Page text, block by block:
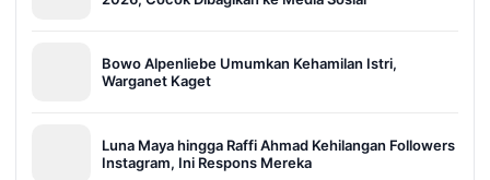
Bowo Alpenliebe Umumkan Kehamilan Istri,
Warganet Kaget
Luna Maya hingga Raffi Ahmad Kehilangan Followers
Instagram, Ini Respons Mereka